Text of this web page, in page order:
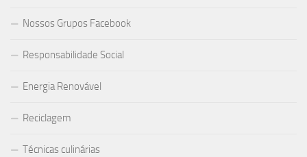
Nossos Grupos Facebook
Responsabilidade Social
Energia Renovável
Reciclagem
Técnicas culinárias